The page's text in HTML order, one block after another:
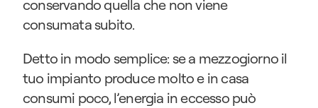
conservando quella che non viene
consumata subito.
Detto in modo semplice: se a mezzogiorno il
tuo impianto produce molto e in casa
consumi poco, l’energia in eccesso può